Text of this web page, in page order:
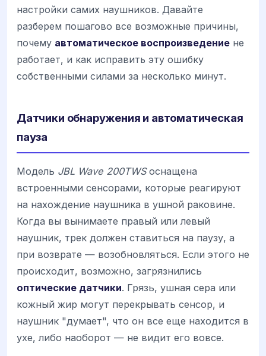
настройки самих наушников. Давайте
разберем пошагово все возможные причины,
почему автоматическое воспроизведение не
работает, и как исправить эту ошибку
собственными силами за несколько минут.
Датчики обнаружения и автоматическая
пауза
Модель JBL Wave 200TWSоснащена
встроенными сенсорами, которые реагируют
на нахождение наушника в ушной раковине.
Когда вы вынимаете правый или левый
наушник, трек должен ставиться на паузу, а
при возврате — возобновляться. Если этого не
происходит, возможно, загрязнились
оптические датчики. Грязь, ушная сера или
кожный жир могут перекрывать сенсор, и
наушник "думает", что он все еще находится в
ухе, либо наоборот — не видит его вовсе.